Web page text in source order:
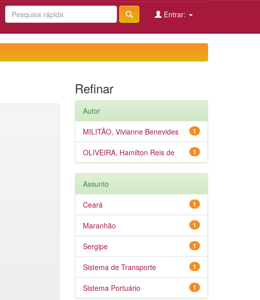
Entrar:
Refinar
Autor
1
MILITÃO, Vivianne Benevides
1
OLIVEIRA, Hamilton Reis de
Assunto
1
Ceará
1
Maranhão
1
Sergipe
1
Sistema de Transporte
1
Sistema Portuário